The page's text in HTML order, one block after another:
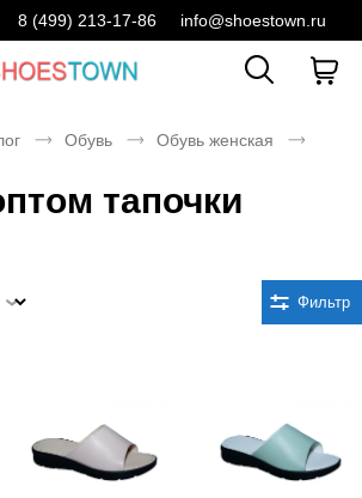
8 (499) 213-17-86 info@shoestown.ru
Обувь
Обувь женская
тапочки
Фильтр